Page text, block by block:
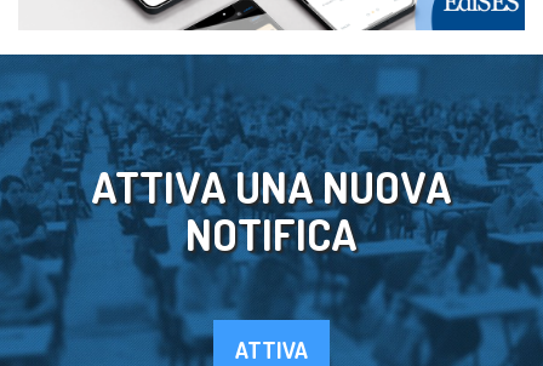
ATTIVA UNA NUOVA
NOTIFICA
ATTIVA